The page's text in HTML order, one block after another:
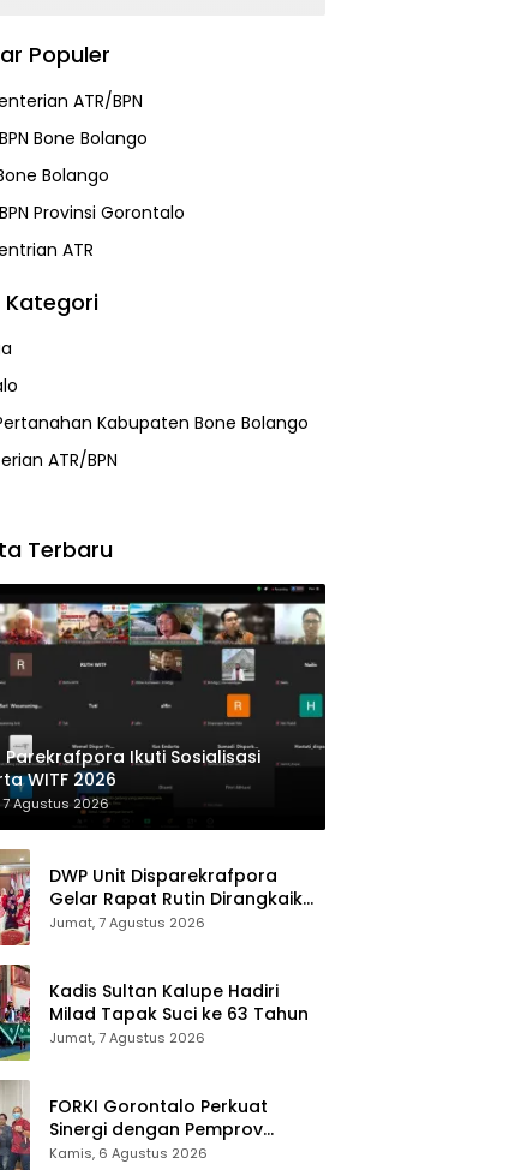
Populer
ATR/BPN
Bone Bolango
Bolango
Provinsi Gorontalo
ATR
Kategori
Kabupaten Bone Bolango
ATR/BPN
Terbaru
Parekrafpora Ikuti Sosialisasi
WITF 2026
7 Agustus 2026
DWP Unit Disparekrafpora
Gelar Rapat Rutin Dirangkaikan
Edukasi Manajemen Stres
Jumat, 7 Agustus 2026
Kadis Sultan Kalupe Hadiri
Milad Tapak Suci ke 63 Tahun
Jumat, 7 Agustus 2026
FORKI Gorontalo Perkuat
Sinergi dengan Pemprov
Jelang Kejurda Liga 1 Piala
Kamis, 6 Agustus 2026